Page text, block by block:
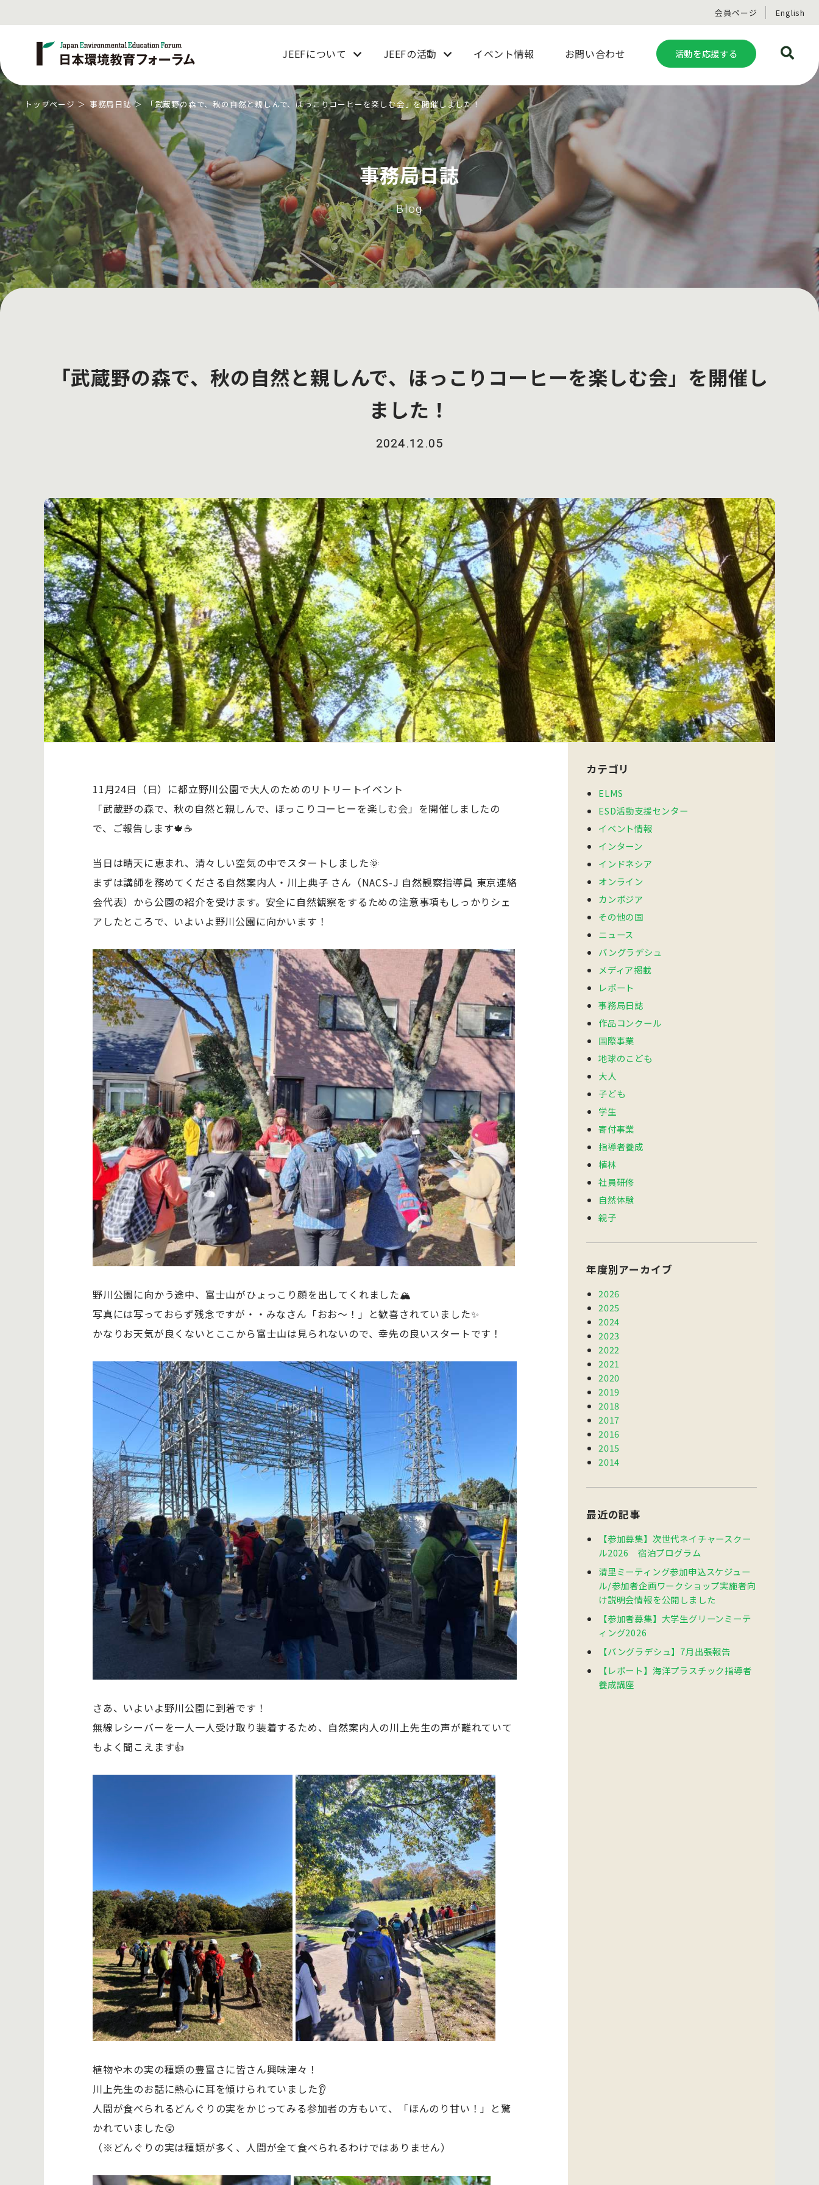
JEEFについて JEEFの活動 イベント情報 お問い合わせ 活動を応援する
会員ページ English
事務局日誌
Blog
トップページ 事務局日誌 「武蔵野の森で、秋の自然と親しんで、ほっこりコーヒーを楽しむ会」を開催しました！
「武蔵野の森で、秋の自然と親しんで、ほっこりコーヒーを楽しむ会」を開催し
ました！
2024.12.05
11月24日（日）に都立野川公園で大人のためのリトリートイベント
「武蔵野の森で、秋の自然と親しんで、ほっこりコーヒーを楽しむ会」を開催しましたの
で、ご報告します🍁☕
当日は晴天に恵まれ、清々しい空気の中でスタートしました🌞
まずは講師を務めてくださる自然案内人・川上典子 さん（NACS-J 自然観察指導員 東京連絡
会代表）から公園の紹介を受けます。安全に自然観察をするための注意事項もしっかりシェ
アしたところで、いよいよ野川公園に向かいます！
野川公園に向かう途中、富士山がひょっこり顔を出してくれました🏔
写真には写っておらず残念ですが・・みなさん「おお～！」と歓喜されていました✨
かなりお天気が良くないとここから富士山は見られないので、幸先の良いスタートです！
さあ、いよいよ野川公園に到着です！
無線レシーバーを一人一人受け取り装着するため、自然案内人の川上先生の声が離れていて
もよく聞こえます👍
植物や木の実の種類の豊富さに皆さん興味津々！
川上先生のお話に熱心に耳を傾けられていました👂
人間が食べられるどんぐりの実をかじってみる参加者の方もいて、「ほんのり甘い！」と驚
かれていました😲
（※どんぐりの実は種類が多く、人間が全て食べられるわけではありません）
カテゴリ
ELMS
ESD活動支援センター
イベント情報
インターン
インドネシア
オンライン
カンボジア
その他の国
ニュース
バングラデシュ
メディア掲載
レポート
事務局日誌
作品コンクール
国際事業
地球のこども
大人
子ども
学生
寄付事業
指導者養成
植林
社員研修
自然体験
親子
年度別アーカイブ
2026
2025
2024
2023
2022
2021
2020
2019
2018
2017
2016
2015
2014
最近の記事
【参加募集】次世代ネイチャースクー
ル2026 宿泊プログラム
清里ミーティング参加申込スケジュー
ル/参加者企画ワークショップ実施者向
け説明会情報を公開しました
【参加者募集】大学生グリーンミーテ
ィング2026
【バングラデシュ】7月出張報告
【レポート】海洋プラスチック指導者
養成講座